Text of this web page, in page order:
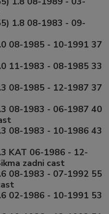
1.8 08-1983 - 09-
08-1985 - 10-1991 37
11-1983 - 08-1985 33
08-1985 - 12-1987 37
08-1983 - 06-1987 40
08-1983 - 10-1986 43
KAT 06-1986 - 12-
zadni cast
08-1983 - 07-1992 55
02-1986 - 10-1991 53